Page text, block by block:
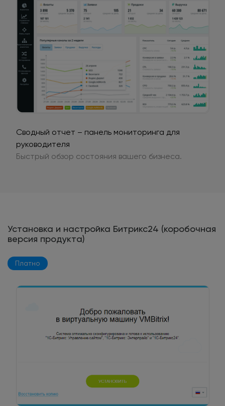
Сводный отчет – панель мониторинга для
руководителя
Быстрый обзор состояния вашего бизнеса.
Установка и настройка Битрикс24 (коробочная
версия продукта)
Платно